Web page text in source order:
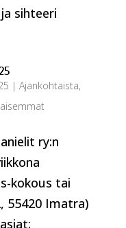
sihteeri
| Ajankohtaista,
ry:n
kokous tai
55420 Imatra)